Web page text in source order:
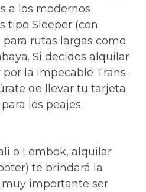
a los modernos
tipo Sleeper (con
rutas largas como
Si decides alquilar
la impecable Trans-
de llevar tu tarjeta
los peajes
o Lombok, alquilar
te brindará la
importante ser